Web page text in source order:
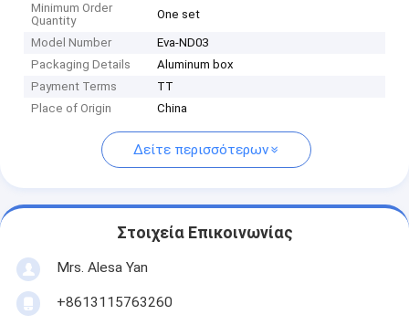
Minimum Order
Quantity
One set
Model Number
Eva-ND03
Packaging Details
Aluminum box
Payment Terms
TT
Place of Origin
China
Δείτε περισσότερων
Στοιχεία Επικοινωνίας
Mrs. Alesa Yan
+8613115763260